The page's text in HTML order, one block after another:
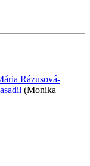
Rázusová-
(Monika